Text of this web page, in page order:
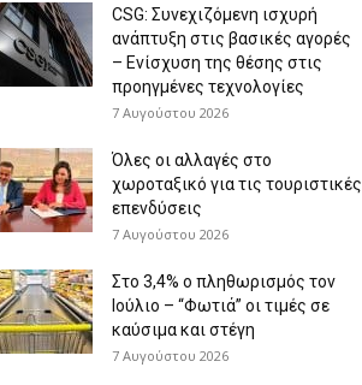
CSG: Συνεχιζόμενη ισχυρή
ανάπτυξη στις βασικές αγορές
– Ενίσχυση της θέσης στις
προηγμένες τεχνολογίες
7 Αυγούστου 2026
Όλες οι αλλαγές στο
χωροταξικό για τις τουριστικές
επενδύσεις
7 Αυγούστου 2026
Στο 3,4% ο πληθωρισμός τον
Ιούλιο – “Φωτιά” οι τιμές σε
καύσιμα και στέγη
7 Αυγούστου 2026